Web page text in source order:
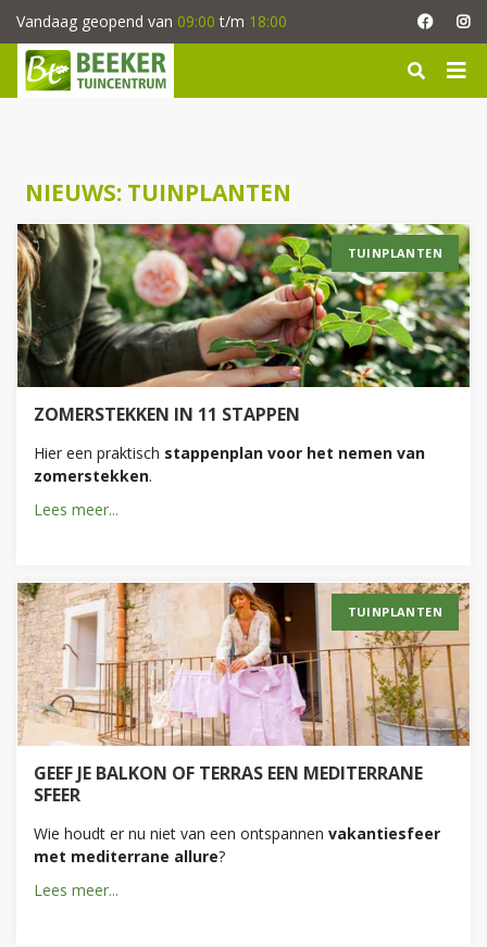
a
Vandaag geopend van 09:00 t/m 18:00
NIEUWS: TUINPLANTEN
ZOMERSTEKKEN IN 11 STAPPEN
Hier een praktisch stappenplan voor het nemen van
zomerstekken.
Lees meer...
TUINPLANTEN
GEEF JE BALKON OF TERRAS EEN MEDITERRANE
SFEER
Wie houdt er nu niet van een ontspannen vakantiesfeer
met mediterrane allure?
Lees meer...
TUINPLANTEN